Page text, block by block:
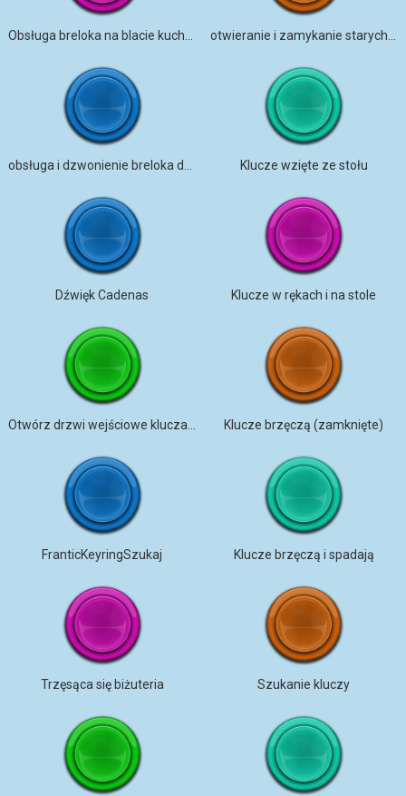
Klucze wzięte ze stołu
Dźwięk Cadenas Klucze w rękach i na stole
Klucze brzęczą (zamknięte)
FranticKeyringSzukaj Klucze brzęczą i spadają
Trzęsąca się biżuteria Szukanie kluczy